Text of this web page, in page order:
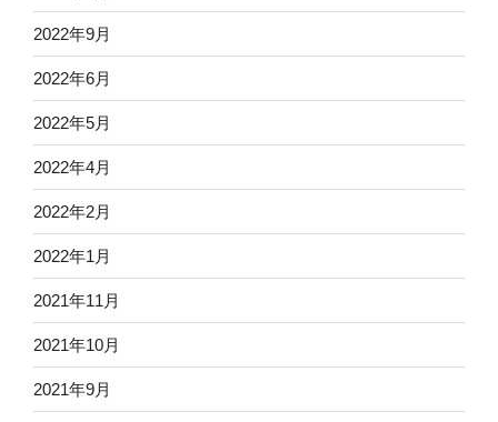
2022年9月
2022年6月
2022年5月
2022年4月
2022年2月
2022年1月
2021年11月
2021年10月
2021年9月